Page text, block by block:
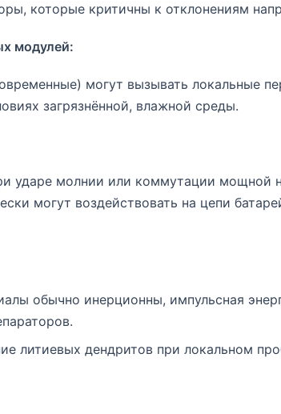
которые критичны к отклонениям
модулей:
могут вызывать локальные
загрязнённой, влажной среды.
ударе молнии или коммутации мощной
могут воздействовать на цепи
обычно инерционны, импульсная
литиевых дендритов при локальном